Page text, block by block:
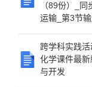
（89份）_
运输_第3节
跨学科实践
化学课件最
与开发